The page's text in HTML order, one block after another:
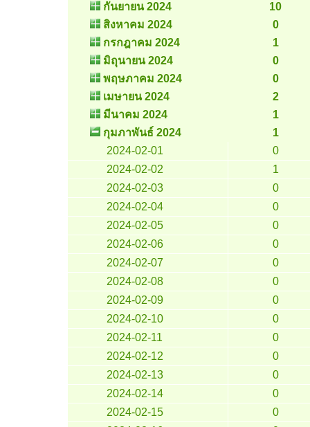
กันยายน 2024
10
สิงหาคม 2024
0
กรกฎาคม 2024
1
มิถุนายน 2024
0
พฤษภาคม 2024
0
เมษายน 2024
2
มีนาคม 2024
1
กุมภาพันธ์ 2024
1
2024-02-01
0
2024-02-02
1
2024-02-03
0
2024-02-04
0
2024-02-05
0
2024-02-06
0
2024-02-07
0
2024-02-08
0
2024-02-09
0
2024-02-10
0
2024-02-11
0
2024-02-12
0
2024-02-13
0
2024-02-14
0
2024-02-15
0